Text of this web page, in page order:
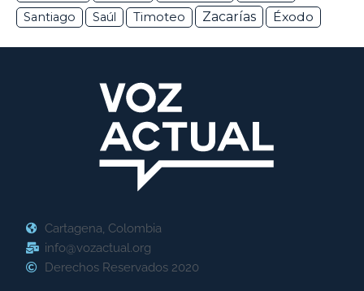
Santiago
Saúl Timoteo Zacarías Éxodo
Cartagena, Colombia
info@vozactual.org
Derechos Reservados 2020